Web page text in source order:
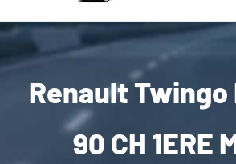
ACCUEIL
NOS VÉHICULES
ENTRETIEN / MÉCANIQUE
Renault Twingo
90 CH 1ERE